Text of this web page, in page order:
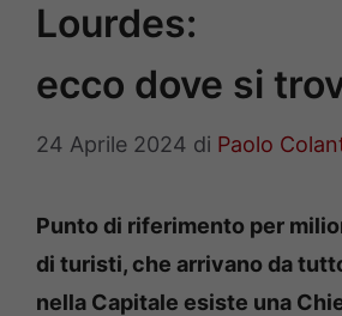
Lourdes:
ecco dove si
24 Aprile 2024 di Paolo
Punto di riferimento per
di turisti, che arrivano da
nella Capitale esiste una